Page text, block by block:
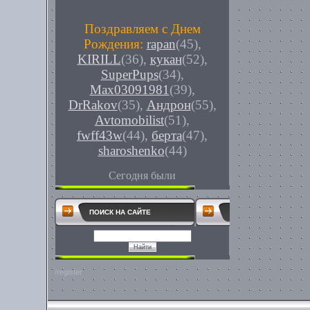
Поздравляем с Днем
Рождения: rapan(45),
KIRILL(36), кукан(52),
SuperPups(34),
Max03091981 (39),
DrRakov(35), Андрон(55),
Avtomobilist(51),
fwff43w(44), берта(47),
sharoshenko(44)
Сегодня были
ПОИСК НА САЙТЕ
/register